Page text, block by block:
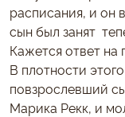
расписания, и он
сын был занят
Кажется ответ
В плотности
повзрослевший
Марика Рекк, и